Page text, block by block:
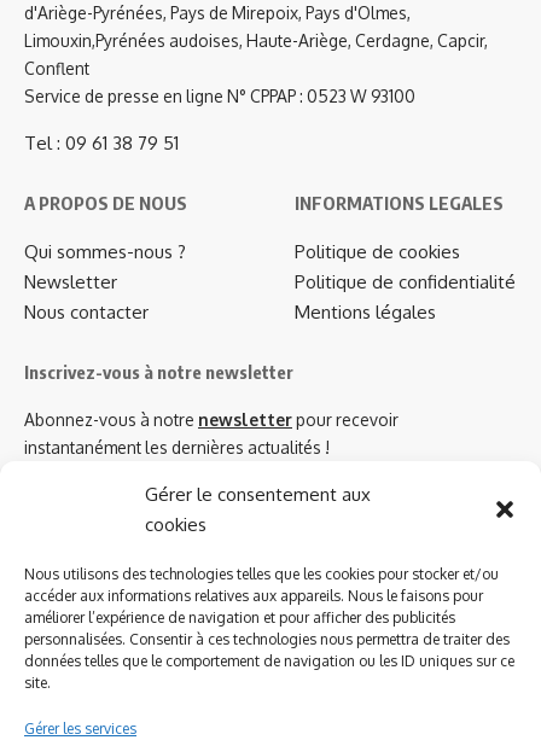
Gérer le consentement aux
cookies
Nous utilisons des technologies telles que les cookies pour stocker et/ou
accéder aux informations relatives aux appareils. Nous le faisons pour
améliorer l’expérience de navigation et pour afficher des publicités
personnalisées. Consentir à ces technologies nous permettra de traiter des
données telles que le comportement de navigation ou les ID uniques sur ce
site.
Gérer les services
d'Ariège-Pyrénées, Pays de Mirepoix, Pays d'Olmes,
Limouxin,Pyrénées audoises, Haute-Ariège, Cerdagne, Capcir,
Conflent
Service de presse en ligne N° CPPAP : 0523 W 93100
Tel : 09 61 38 79 51
A PROPOS DE NOUS
Qui sommes-nous ?
Newsletter
Nous contacter
INFORMATIONS LEGALES
Politique de cookies
Politique de confidentialité
Mentions légales
Inscrivez-vous à notre newsletter
Abonnez-vous à notre newsletterpour recevoir
instantanément les dernières actualités !
Azinat.com TV soutient